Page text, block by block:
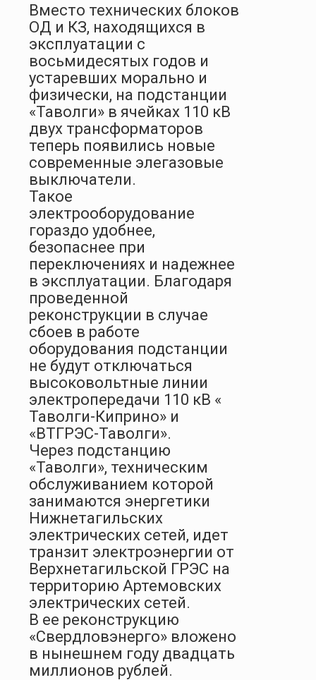
Вместо технических блоков
ОД и КЗ, находящихся в
эксплуатации с
восьмидесятых годов и
устаревших морально и
физически, на подстанции
«Таволги» в ячейках 110 кВ
двух трансформаторов
теперь появились новые
современные элегазовые
выключатели.
Такое
электрооборудование
гораздо удобнее,
безопаснее при
переключениях и надежнее
в эксплуатации. Благодаря
проведенной
реконструкции в случае
сбоев в работе
оборудования подстанции
не будут отключаться
высоковольтные линии
электропередачи 110 кВ «
Таволги-Киприно» и
«ВТГРЭС-Таволги».
Через подстанцию
«Таволги», техническим
обслуживанием которой
занимаются энергетики
Нижнетагильских
электрических сетей, идет
транзит электроэнергии от
Верхнетагильской ГРЭС на
территорию Артемовских
электрических сетей.
В ее реконструкцию
«Свердловэнерго» вложено
в нынешнем году двадцать
миллионов рублей.